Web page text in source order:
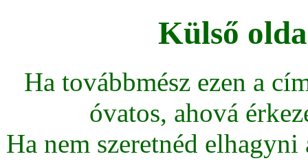
Külső
Ha továbbmész ezen a
óvatos, ahová
Ha nem szeretnéd